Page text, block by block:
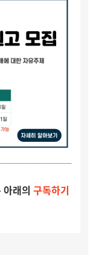
아래의 구독하기